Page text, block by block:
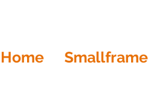
Home Smallframe